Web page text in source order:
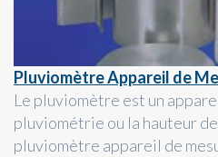
Pluviomètre Appareil de
Le pluviomètre est un
pluviométrie ou la hauteur
pluviomètre appareil de